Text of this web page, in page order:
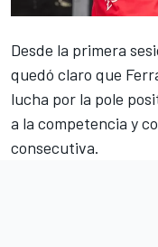
Desde la primera
quedó claro que
lucha por la pole
a la competencia y
consecutiva.